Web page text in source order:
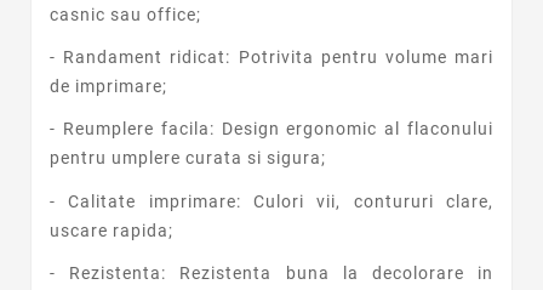
casnic sau office;
- Randament ridicat: Potrivita pentru volume mari
de imprimare;
- Reumplere facila: Design ergonomic al flaconului
pentru umplere curata si sigura;
- Calitate imprimare: Culori vii, contururi clare,
uscare rapida;
- Rezistenta: Rezistenta buna la decolorare in